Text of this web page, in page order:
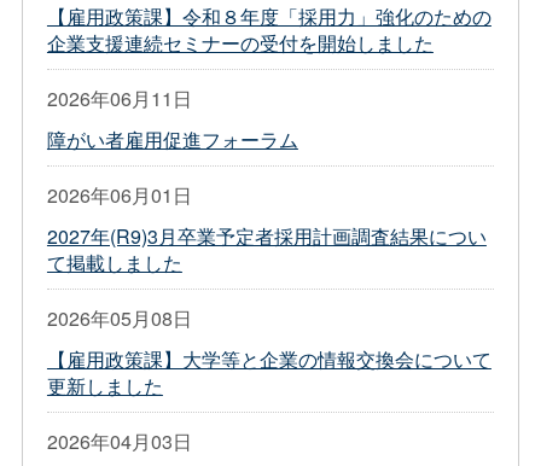
【雇用政策課】令和８年度「採用力」強化のための
企業支援連続セミナーの受付を開始しました
2026年06月11日
障がい者雇用促進フォーラム
2026年06月01日
2027年(R9)3月卒業予定者採用計画調査結果につい
て掲載しました
2026年05月08日
【雇用政策課】大学等と企業の情報交換会について
更新しました
2026年04月03日